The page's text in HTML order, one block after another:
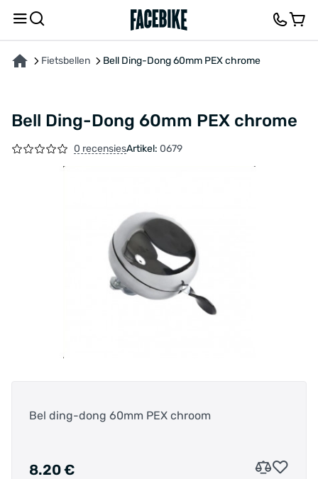
Fietsbellen Bell Ding-Dong 60mm PEX chrome
Bell Ding-Dong 60mm PEX chrome
0 recensiesArtikel: 0679
Bel ding-dong 60mm PEX chroom
8.20 €
OVER HET PRODUCT FEEDBACK EN VRAGEN